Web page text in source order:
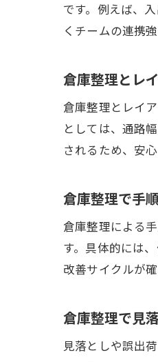
です。例えば、
くチームの連携
倉庫整理とレ
倉庫整理とレイ
としては、通路
されるため、安
倉庫整理で手
倉庫整理による
す。具体的には
改善サイクルが確
倉庫整理で見
見落としや誤出